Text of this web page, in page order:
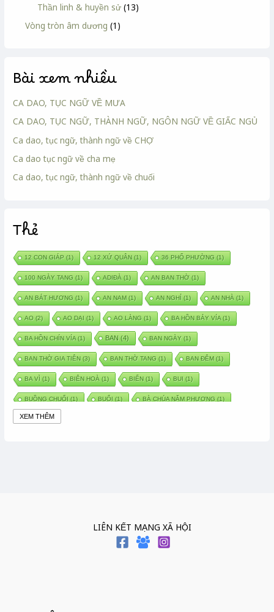
Thần linh & huyền sử (13)
Vòng tròn âm dương (1)
Bài xem nhiều
CA DAO, TỤC NGỮ VỀ MƯA
CA DAO, TỤC NGỮ, THÀNH NGỮ, NGÔN NGỮ VỀ GIẤC NGỦ
Ca dao, tục ngữ, thành ngữ về CHỢ
Ca dao tục ngữ về cha mẹ
Ca dao, tục ngữ, thành ngữ về chuối
Thẻ
12 CON GIÁP (1) 12 XỨ QUÂN (1) 36 PHỐ PHƯỜNG (1)
100 NGÀY TANG (1) ADIĐÀ (1) AN BAN THỜ(1)
AN BÁT HƯƠNG (1) AN NAM(1) AN NGHỈ (1) AN NHÀ (1)
AO (2) AO DẠI (1) AO LÀNG (1) BA HỒN BẢY VÍA(1)
BA HỒN CHÍN VÍA(1) BAN (4) BAN NGÀY (1)
BAN THỜ GIA TIÊN (3) BAN THỜ TANG (1) BAN ĐÊM(1)
BA VÌ (1) BIÊN HOÀ (1) BIỂN (1) BUI (1)
BUỒNG CHUỐI (1) BUỔI (1) BÀ CHÚA NĂM PHƯƠNG (1)
BÀ CHÚA THÀNH ĐÔNG
BÁNH CHƯNG BÁNH DẦY
BÁNH TRÁNG (1) BÁNH TRÔI BÁNH CHAY
XEM THÊM
LIÊN KẾT MẠNG XÃ HỘI